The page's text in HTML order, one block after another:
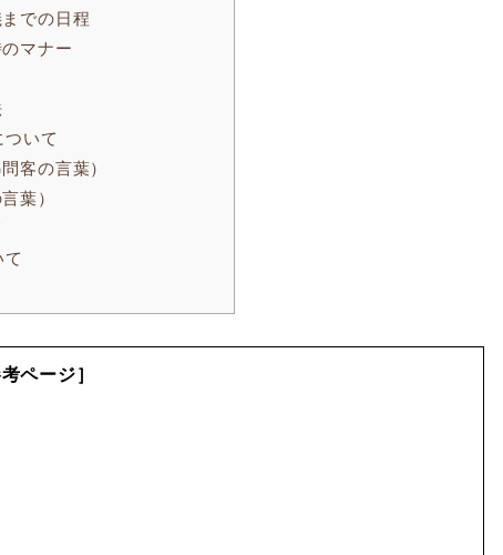
での日程
マナー
いて
客の言葉）
葉）
考ページ］